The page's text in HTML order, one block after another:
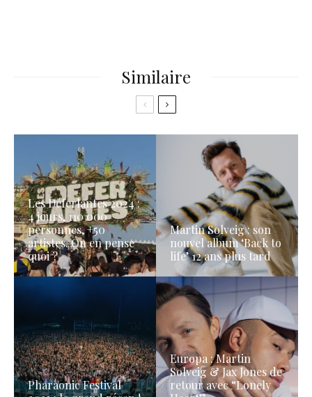
Similaire
Les Déferlantes 2024 :
4 jours, 110 000
personnes, +50
artistes. On en pense
quoi ?
Martin Solveig : son
nouvel album ‘Back to
life’ 12 ans plus tard
Pharaonic Festival
Europa : Martin
Solveig & Jax Jones de
retour avec “Lonely